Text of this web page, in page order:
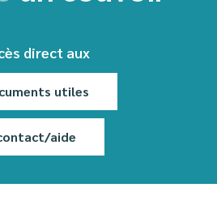
direct aux
utiles
aide